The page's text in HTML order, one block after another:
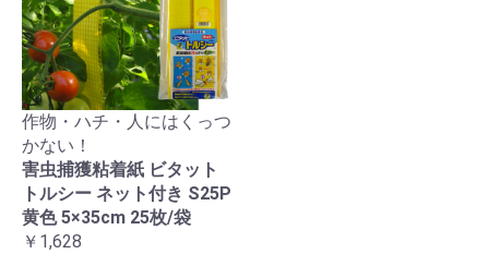
作物・ハチ・人にはくっつ
かない！
害虫捕獲粘着紙 ビタット
トルシー ネット付き S25P
黄色 5×35cm 25枚/袋
￥1,628